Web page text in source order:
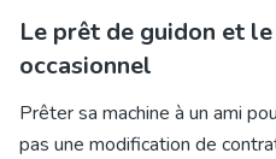
Le prêt de guidon et
occasionnel
Prêter sa machine à un ami
pas une modification de